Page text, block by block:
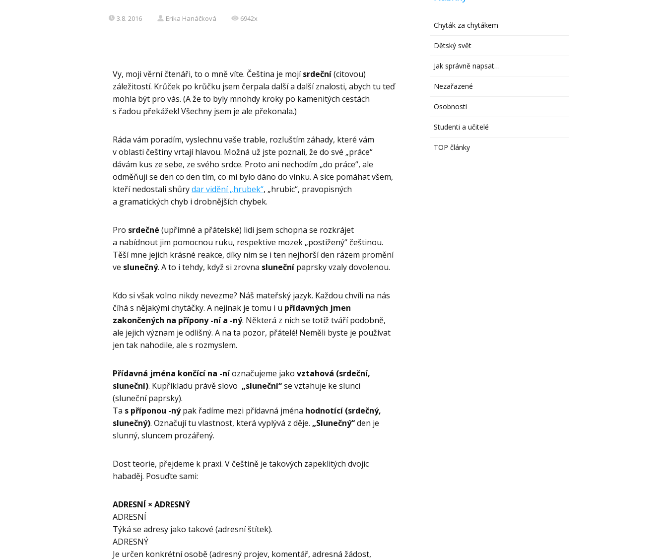
3.8. 2016 Erika Hanáčková 6942x
Vy, moji věrní čtenáři, to o mně víte. Čeština je mojísrdeční(citovou)
záležitostí. Krůček po krůčku jsem čerpala další a další znalosti, abych tu teď
mohla být pro vás. (A že to byly mnohdy kroky po kamenitých cestách
s řadou překážek! Všechny jsem je ale překonala.)
Ráda vám poradím, vyslechnu vaše trable, rozluštím záhady, které vám
v oblasti češtiny vrtají hlavou. Možná už jste poznali, že do své „práce“
dávám kus ze sebe, ze svého srdce. Proto ani nechodím „do práce“, ale
odměňuji se den co den tím, co mi bylo dáno do vínku. A sice pomáhat všem,
kteří nedostali shůrydar vidění „hrubek“, „hrubic“, pravopisných
a gramatických chyb i drobnějších chybek.
Pro srdečné (upřímné a přátelské) lidi jsem schopna se rozkrájet
a nabídnout jim pomocnou ruku, respektive mozek „postižený“ češtinou.
Těší mne jejich krásné reakce, díky nim se i ten nejhorší den rázem promění
ve slunečný. A to i tehdy, když si zrovna sluneční paprsky vzaly dovolenou.
Kdo si však volno nikdy nevezme? Náš mateřský jazyk. Každou chvíli na nás
číhá s nějakými chytáčky. A nejinak je tomu i u přídavných jmen
zakončených na přípony -ní a -ný. Některá z nich se totiž tváří podobně,
ale jejich význam je odlišný. A na ta pozor, přátelé! Neměli byste je používat
jen tak nahodile, ale s rozmyslem.
Přídavná jména končící na -níoznačujeme jako vztahová (srdeční,
sluneční). Kupříkladu právě slovo „sluneční“se vztahuje ke slunci
(sluneční paprsky).
Ta s příponou -nýpak řadíme mezi přídavná jména hodnotící (srdečný,
slunečný). Označují tu vlastnost, která vyplývá z děje. „Slunečný“den je
slunný, sluncem prozářený.
Dost teorie, přejdeme k praxi. V češtině je takových zapeklitých dvojic
habaděj. Posuďte sami:
ADRESNÍ × ADRESNÝ
ADRESNÍ
Týká se adresy jako takové (adresní štítek).
ADRESNÝ
Je určen konkrétní osobě (adresný projev, komentář, adresná žádost,
Chyták za chytákem
Dětský svět
Jak správně napsat…
Nezařazené
Osobnosti
Studenti a učitelé
TOP články